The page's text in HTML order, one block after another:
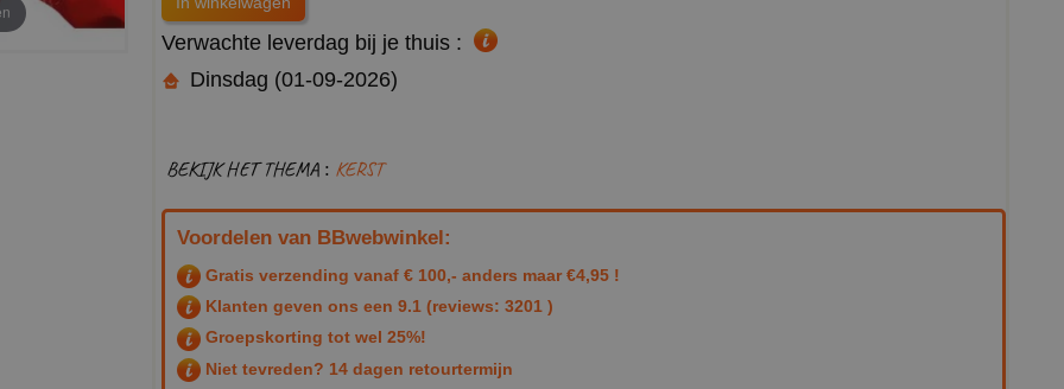
Verwachte leverdag bij je thuis :
Dinsdag (01-09-2026)
BEKIJK HET THEMA : KERST
Voordelen van BBwebwinkel:
Gratis verzending vanaf € 100,- anders maar €4,95 !
Klanten geven ons een 9.1 (reviews: 3201 )
Groepskorting tot wel 25%!
Niet tevreden? 14 dagen retourtermijn